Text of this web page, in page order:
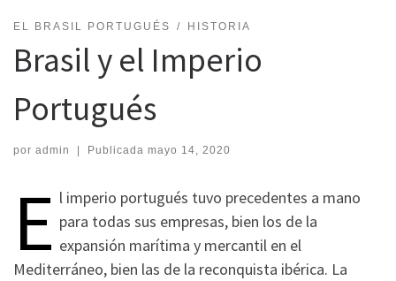
EL BRASIL PORTUGUÉS HISTORIA
Brasil y el Imperio
Portugués
por admin Publicada mayo 14, 2020
E l imperio portugués tuvo precedentes a mano
para todas sus empresas, bien los de la
expansión marítima y mercantil en el
Mediterráneo, bien las de la reconquista ibérica. La